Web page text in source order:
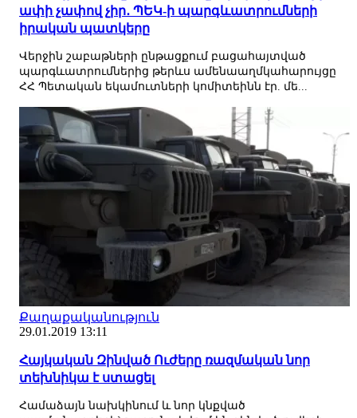
ափի չափով չիր․ ՊԵԿ-ի պարգևատրումների
իրական պատկերը
Վերջին շաբաթների ընթացքում բացահայտված
պարգևատրումներից թերևս ամենաաղմկահարույցը
ՀՀ Պետական եկամուտների կոմիտեինն էր. մե...
Քաղաքականություն
29.01.2019 13:11
Հայկական Զինված Ուժերը ռազմական նոր
տեխնիկա է ստացել
Համաձայն նախկինում և նոր կնքված